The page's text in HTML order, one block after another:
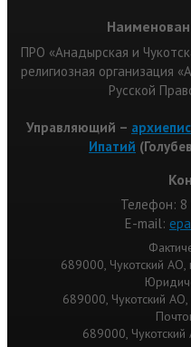
ПРО «Анадырская и
религиозная организация
Русской
Управляющий –
Ипатий
Телефон: 8
Е-mail:
689000, Чукотский АО,
689000, Чукотский
689000,